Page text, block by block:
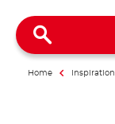
Home Inspiration